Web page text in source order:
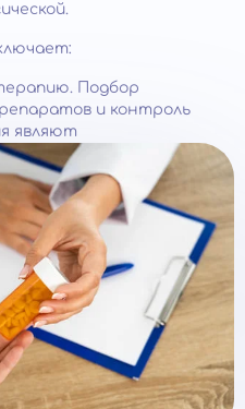
Подбор
и контроль
являют